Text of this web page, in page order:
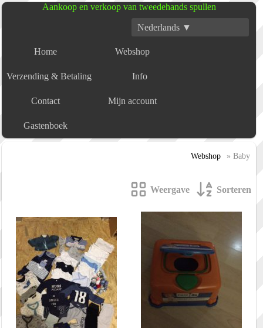
Aankoop en verkoop van tweedehands spullen
Nederlands ▼
Home Webshop
Verzending & Betaling Info
Contact Mijn account
Gastenboek
Webshop » Baby
Weergave Sorteren